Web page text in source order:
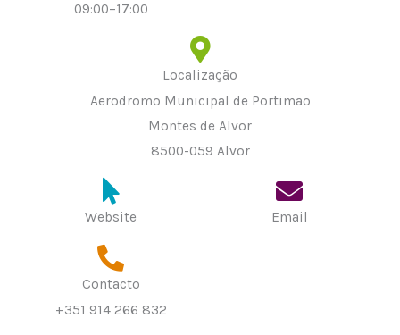
09:00–17:00
Localização
Aerodromo Municipal de Portimao
Montes de Alvor
8500-059 Alvor
Website Email
Contacto
+351 914 266 832